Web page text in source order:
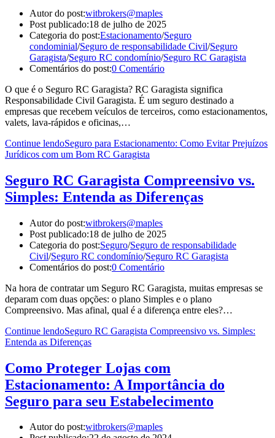
Autor do post:witbrokers@maples
Post publicado:18 de julho de 2025
Categoria do post:Estacionamento/Seguro
condominial/Seguro de responsabilidade Civil/Seguro
Garagista/Seguro RC condomínio/Seguro RC Garagista
Comentários do post:0 Comentário
O que é o Seguro RC Garagista? RC Garagista significa
Responsabilidade Civil Garagista. É um seguro destinado a
empresas que recebem veículos de terceiros, como estacionamentos,
valets, lava-rápidos e oficinas,…
Continue lendoSeguro para Estacionamento: Como Evitar Prejuízos
Jurídicos com um Bom RC Garagista
Seguro RC Garagista Compreensivo vs.
Simples: Entenda as Diferenças
Autor do post:witbrokers@maples
Post publicado:18 de julho de 2025
Categoria do post:Seguro/Seguro de responsabilidade
Civil/Seguro RC condomínio/Seguro RC Garagista
Comentários do post:0 Comentário
Na hora de contratar um Seguro RC Garagista, muitas empresas se
deparam com duas opções: o plano Simples e o plano
Compreensivo. Mas afinal, qual é a diferença entre eles?…
Continue lendoSeguro RC Garagista Compreensivo vs. Simples:
Entenda as Diferenças
Como Proteger Lojas com
Estacionamento: A Importância do
Seguro para seu Estabelecimento
Autor do post:witbrokers@maples